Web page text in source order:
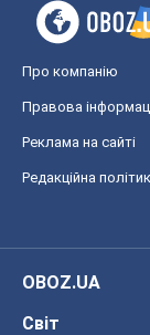
Про компанію
Правова
Реклама на сайті
Редакційна
OBOZ.UA
Світ